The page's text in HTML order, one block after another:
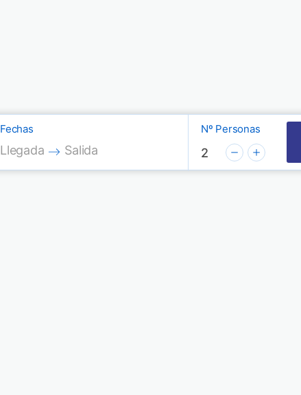
Fechas
Press the down arrow key to interact with the
Llegada
Press the down arrow key to interact
Salida
Nº Personas
2